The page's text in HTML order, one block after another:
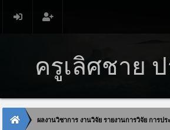
ครูเลิศชาย
ผลงานวิชาการ งานวิจัย รายงานการวิจัย การปร